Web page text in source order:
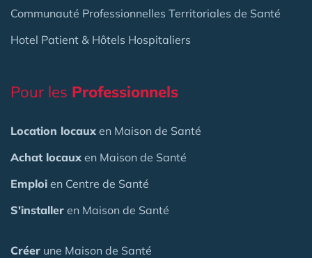
Communauté Professionnelles Territoriales de Santé
Hotel Patient & Hôtels Hospitaliers
Pour les Professionnels
Location locaux en Maison de Santé
Achat locaux en Maison de Santé
Emploi en Centre de Santé
S'installer en Maison de Santé
Créer une Maison de Santé